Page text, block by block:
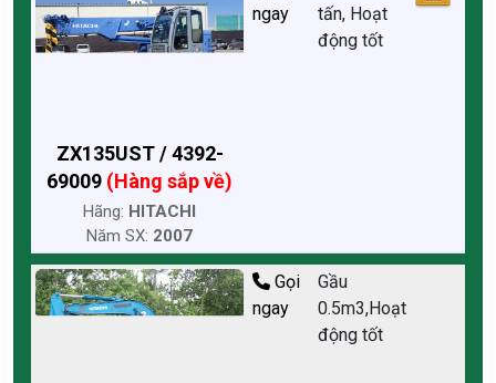
ZX135UST / 4392-
69009 (Hàng sắp về)
Hãng: HITACHI
Năm SX: 2007
ngay
tấn, Hoạt
động tốt
Gọi
ngay
Gầu
0.5m3,Hoạt
động tốt